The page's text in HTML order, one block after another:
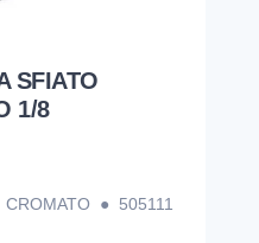
SFIATO
1/8
● 505111